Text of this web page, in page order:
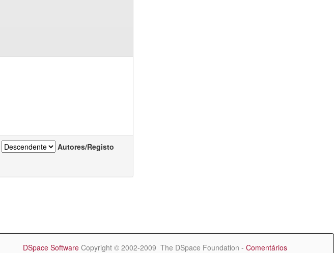
Autores/Registo
DSpace Software Copyright © 2002-2009 The DSpace Foundation - Comentários